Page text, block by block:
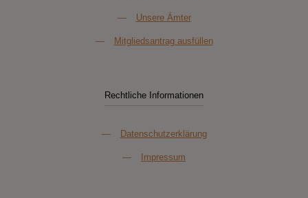
— Unsere Ämter
— Mitgliedsantrag ausfüllen
Rechtliche Informationen
— Datenschutzerklärung
— Impressum